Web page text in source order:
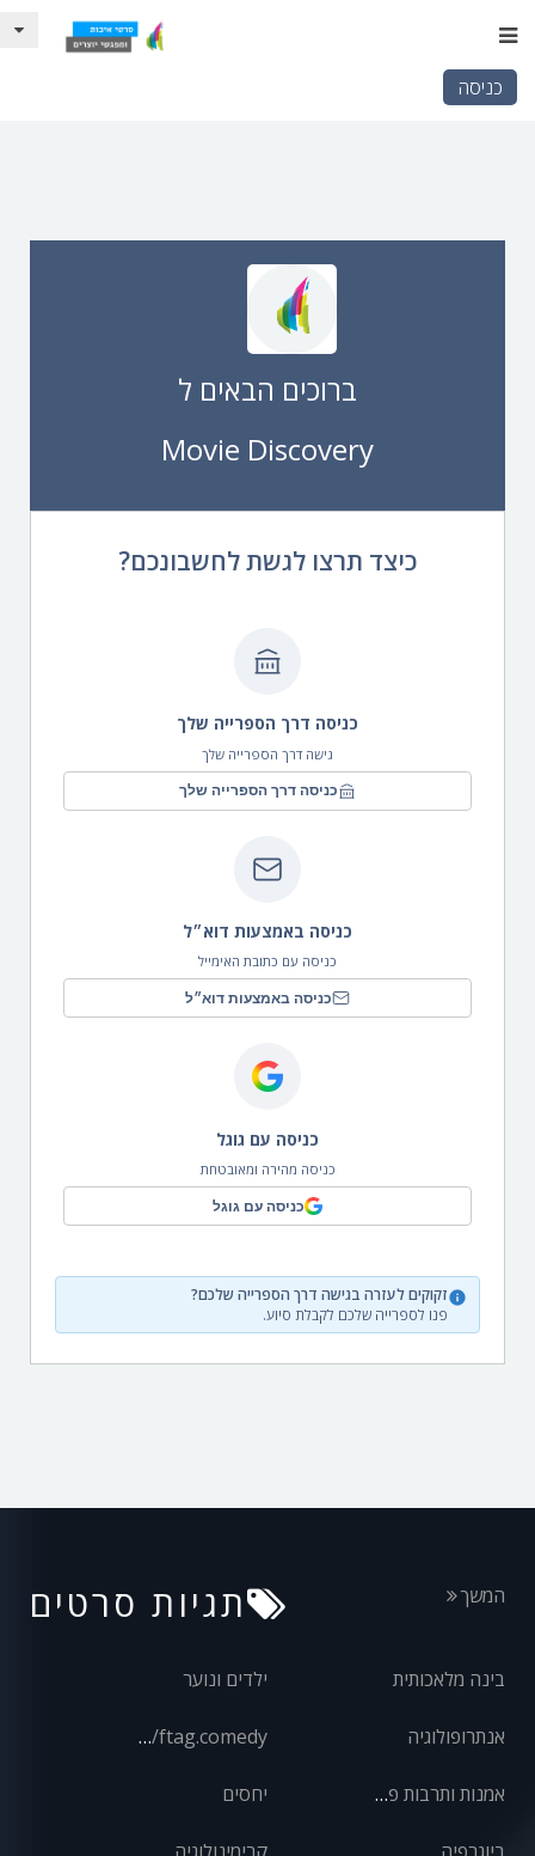
כניסה
ברוכים הבאים ל
Movie Discovery
כיצד תרצו לגשת לחשבונכם?
כניסה דרך הספרייה שלך
גישה דרך הספרייה שלך
כניסה דרך הספרייה שלך
כניסה באמצעות דוא״ל
כניסה עם כתובת האימייל
כניסה באמצעות דוא״ל
כניסה עם גוגל
כניסה מהירה ומאובטחת
כניסה עם גוגל
זקוקים לעזרה בגישה דרך הספרייה שלכם?
פנו לספרייה שלכם לקבלת סיוע.
תגיות סרטים המשך
בינה מלאכותית
אנתרופולוגיה
אמנות ותרבות פופולרית
ילדים ונוער
front/ftag.comedy
יחסים